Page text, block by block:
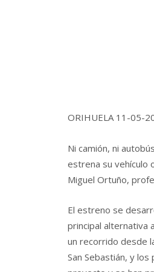
ORIHUELA 11-05-
Ni camión, ni
estrena su vehículo
Miguel Ortuño,
El estreno se
principal alternativa
un recorrido desde
San Sebastián, y